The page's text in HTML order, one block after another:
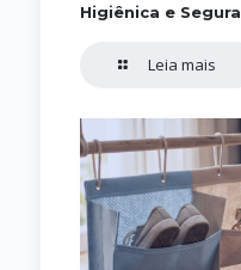
Higiênica e Segura
Leia mais